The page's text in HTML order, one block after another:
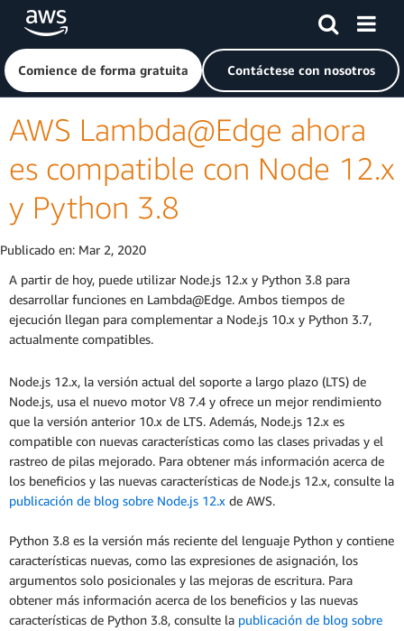
Saltar al contenido principal
Haga clic aquí para volver a la página de inicio de Amazon
Comience de forma gratuita Contáctese con nosotros
AWS Lambda@Edge ahora
es compatible con Node 12.x
y Python 3.8
Publicado en: Mar 2, 2020
A partir de hoy, puede utilizar Node.js 12.x y Python 3.8 para
desarrollar funciones en Lambda@Edge. Ambos tiempos de
ejecución llegan para complementar a Node.js 10.x y Python 3.7,
actualmente compatibles.
Node.js 12.x, la versión actual del soporte a largo plazo (LTS) de
Node.js, usa el nuevo motor V8 7.4 y ofrece un mejor rendimiento
que la versión anterior 10.x de LTS. Además, Node.js 12.x es
compatible con nuevas características como las clases privadas y el
rastreo de pilas mejorado. Para obtener más información acerca de
los beneficios y las nuevas características de Node.js 12.x, consulte la
publicación de blog sobre Node.js 12.x de AWS.
Python 3.8 es la versión más reciente del lenguaje Python y contiene
características nuevas, como las expresiones de asignación, los
argumentos solo posicionales y las mejoras de escritura. Para
obtener más información acerca de los beneficios y las nuevas
características de Python 3.8, consulte la publicación de blog sobre